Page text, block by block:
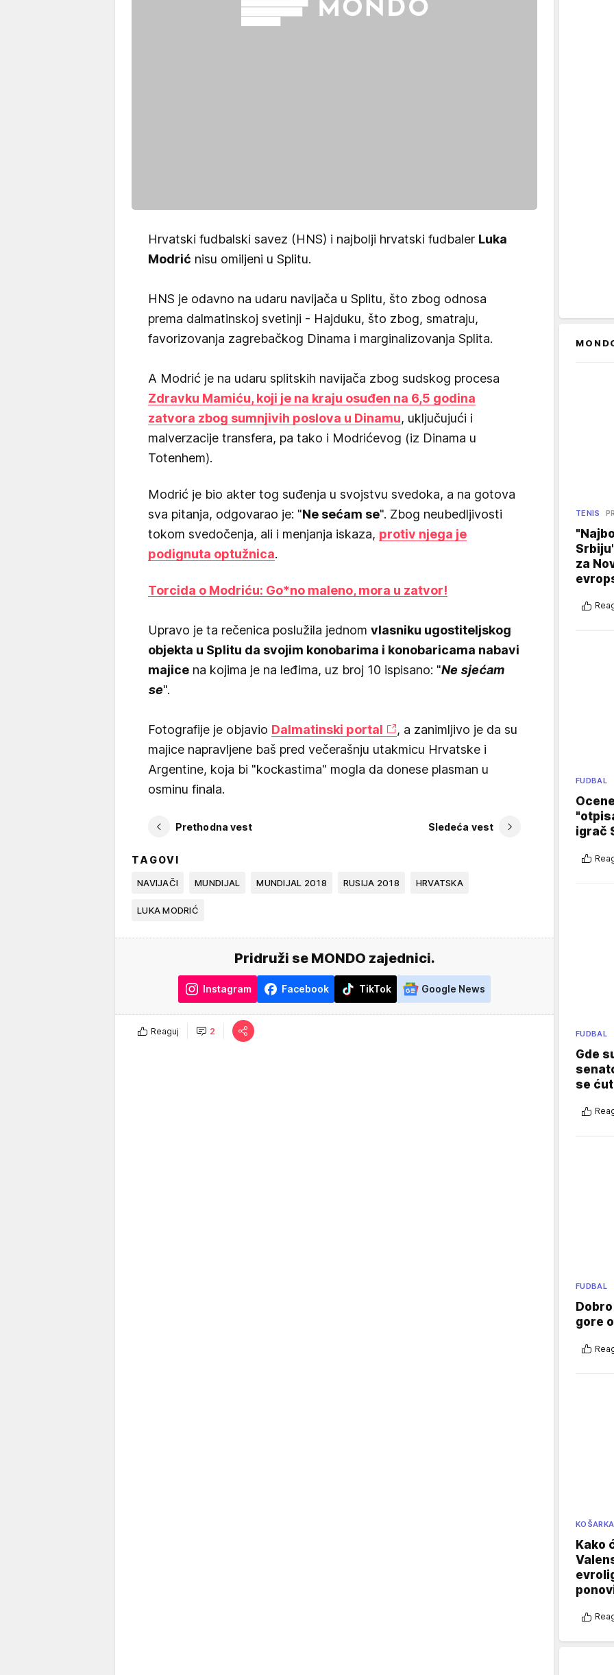
Hrvatski fudbalski savez (HNS) i najbolji hrvatski fudbaler Luka
Modrić nisu omiljeni u Splitu.
HNS je odavno na udaru navijača u Splitu, što zbog odnosa
prema dalmatinskoj svetinji - Hajduku, što zbog, smatraju,
favorizovanja zagrebačkog Dinama i marginalizovanja Splita.
A Modrić je na udaru splitskih navijača zbog sudskog procesa
Zdravku Mamiću, koji je na kraju osuđen na 6,5 godina
zatvora zbog sumnjivih poslova u Dinamu, uključujući i
malverzacije transfera, pa tako i Modrićevog (iz Dinama u
Totenhem).
Modrić je bio akter tog suđenja u svojstvu svedoka, a na gotova
sva pitanja, odgovarao je: "Ne sećam se". Zbog neubedljivosti
tokom svedočenja, ali i menjanja iskaza, protiv njega je
podignuta optužnica.
Torcida o Modriću: Go*no maleno, mora u zatvor!
Upravo je ta rečenica poslužila jednom vlasniku ugostiteljskog
objekta u Splitu da svojim konobarima i konobaricama nabavi
majice na kojima je na leđima, uz broj 10 ispisano: "Ne sjećam
se".
Fotografije je objavio Dalmatinski portal
, a zanimljivo je da su
majice napravljene baš pred večerašnju utakmicu Hrvatske i
Argentine, koja bi "kockastima" mogla da donese plasman u
osminu finala.
Prethodna vest Sledeća vest
TAGOVI
NAVIJAČI MUNDIJAL MUNDIJAL 2018 RUSIJA 2018 HRVATSKA
LUKA MODRIĆ
Pridruži se MONDO zajednici.
Instagram Facebook TikTok Google News
Reaguj 2
TENIS
za
FUDBAL
igrač
FUDBAL
Gde
se
FUDBAL
gore
KOŠARKA
Kako